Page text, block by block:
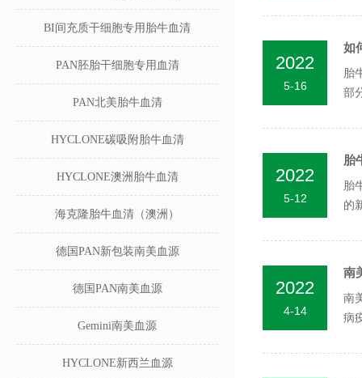
BI间充质干细胞专用胎牛血清
PAN胚胎干细胞专用血清
PAN北美胎牛血清
HYCLONE碳吸附胎牛血清
HYCLONE澳洲胎牛血清
海克隆胎牛血清（澳洲）
德国PAN新包装南美血源
德国PAN南美血源
Gemini南美血源
HYCLONE新西兰血源
2022
5-16
如
胎
部
2022
5-12
胎
胎
的
2022
4-14
南
南
病